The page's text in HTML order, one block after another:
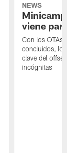
NEWS
viene
Con los OTAs
concluidos,
clave del
incógnitas